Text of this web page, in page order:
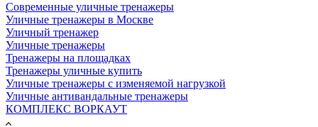
Современные уличные тренажеры
Уличные тренажеры в Москве
Уличный тренажер
Уличные тренажеры
Тренажеры на площадках
Тренажеры уличные купить
Уличные тренажеры с изменяемой нагрузкой
Уличные антивандальные тренажеры
КОМПЛЕКС ВОРКАУТ